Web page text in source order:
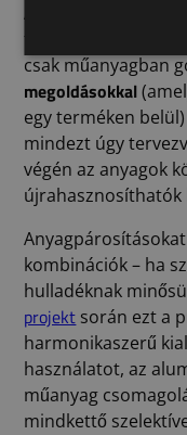
A fejlesztési ciklus
függően – általában
csak műanyagban
megoldásokkal
egy terméken
mindezt úgy
végén az anyagok
újrahasznosíthatók
kombinációk – ha
hulladéknak
projekt során ezt a
harmonikaszerű
használatot, az
műanyag
mindkettő